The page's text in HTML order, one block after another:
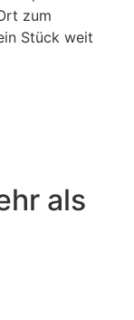
zum
Stück weit
als